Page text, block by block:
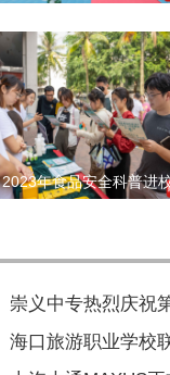
2023年食品安全科普进
崇义中专热烈庆祝
海口旅游职业学校